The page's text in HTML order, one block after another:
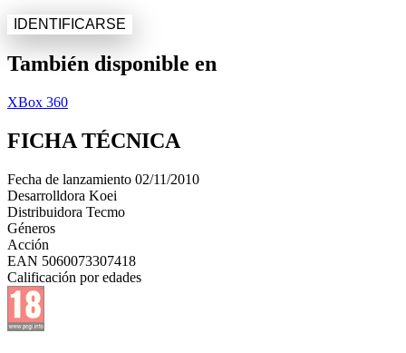
IDENTIFICARSE
También disponible en
XBox 360
FICHA TÉCNICA
Fecha de lanzamiento 02/11/2010
Desarrolldora Koei
Distribuidora Tecmo
Géneros
Acción
EAN 5060073307418
Calificación por edades